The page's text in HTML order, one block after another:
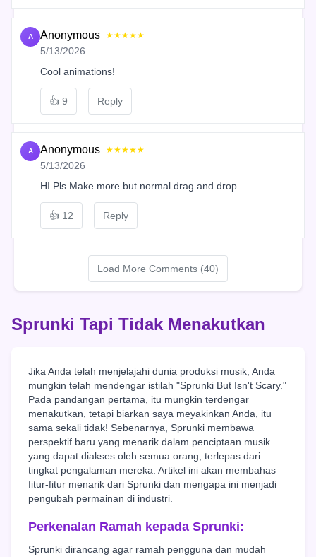
A Anonymous ★★★★★
5/13/2026
Cool animations!
👍 9 Reply
A Anonymous ★★★★★
5/13/2026
HI Pls Make more but normal drag and drop.
👍 12 Reply
Load More Comments (40)
Sprunki Tapi Tidak Menakutkan
Jika Anda telah menjelajahi dunia produksi musik, Anda
mungkin telah mendengar istilah "Sprunki But Isn't Scary."
Pada pandangan pertama, itu mungkin terdengar
menakutkan, tetapi biarkan saya meyakinkan Anda, itu
sama sekali tidak! Sebenarnya, Sprunki membawa
perspektif baru yang menarik dalam penciptaan musik
yang dapat diakses oleh semua orang, terlepas dari
tingkat pengalaman mereka. Artikel ini akan membahas
fitur-fitur menarik dari Sprunki dan mengapa ini menjadi
pengubah permainan di industri.
Perkenalan Ramah kepada Sprunki:
Sprunki dirancang agar ramah pengguna dan mudah